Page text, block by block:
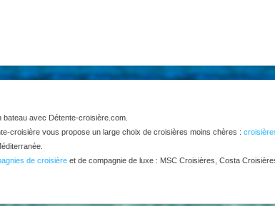
avec Détente-croisière.com.
croisière vous propose un large choix de croisières moins chères :
de croisière et de compagnie de luxe : MSC Croisières, Costa